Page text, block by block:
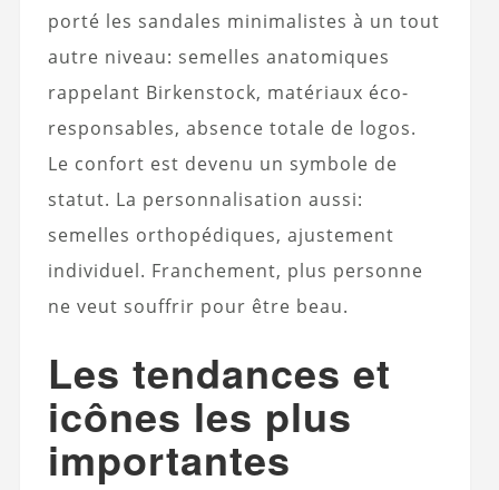
porté les sandales minimalistes à un tout
autre niveau: semelles anatomiques
rappelant Birkenstock, matériaux éco-
responsables, absence totale de logos.
Le confort est devenu un symbole de
statut. La personnalisation aussi:
semelles orthopédiques, ajustement
individuel. Franchement, plus personne
ne veut souffrir pour être beau.
Les tendances et
icônes les plus
importantes